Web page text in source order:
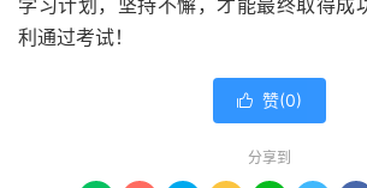
学习计划，坚持不懈，才能最终取得成
利通过考试！
 赞(0)
分享到